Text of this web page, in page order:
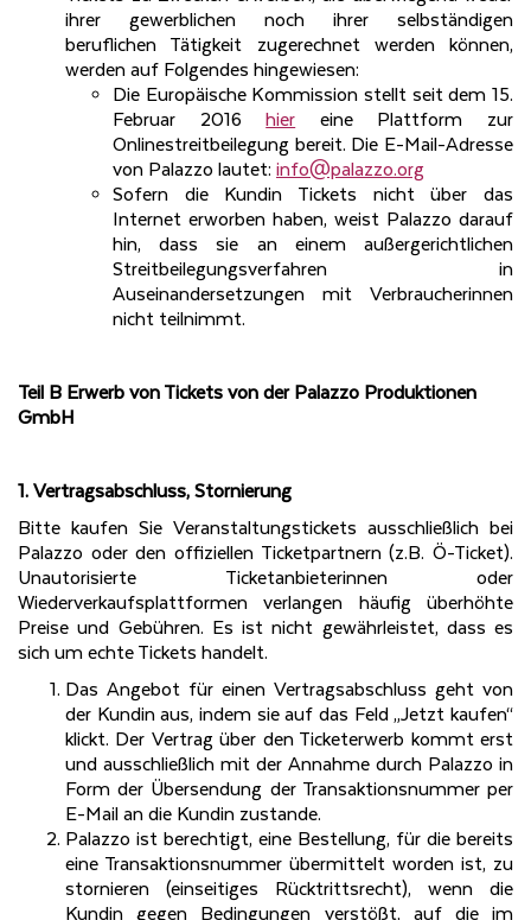
ihrer gewerblichen noch ihrer selbständigen
beruflichen Tätigkeit zugerechnet werden können,
werden auf Folgendes hingewiesen:
Die Europäische Kommission stellt seit dem 15.
Februar 2016hier
eine Plattform zur
Onlinestreitbeilegung bereit. Die E-Mail-Adresse
von Palazzo lautet: info@palazzo.org
Sofern die Kundin Tickets nicht über das
Internet erworben haben, weist Palazzo darauf
hin, dass sie an einem außergerichtlichen
Streitbeilegungsverfahren in
Auseinandersetzungen mit Verbraucherinnen
nicht teilnimmt.
Teil B Erwerb von Tickets von der Palazzo Produktionen
GmbH
1. Vertragsabschluss,Stornierung
Bitte kaufen Sie Veranstaltungstickets ausschließlich bei
Palazzo oder den offiziellen Ticketpartnern (z.B. Ö-Ticket).
Unautorisierte Ticketanbieterinnen oder
Wiederverkaufsplattformen verlangen häufig überhöhte
Preise und Gebühren. Es ist nicht gewährleistet, dass es
sich um echte Tickets handelt.
Das Angebot für einen Vertragsabschluss geht von
der Kundin aus, indem sie auf das Feld „Jetzt kaufen“
klickt. Der Vertrag über den Ticketerwerb kommt erst
und ausschließlich mit der Annahme durch Palazzo in
Form der Übersendung der Transaktionsnummer per
E-Mail an die Kundin zustande.
Palazzo ist berechtigt, eine Bestellung, für die bereits
eine Transaktionsnummer übermittelt worden ist, zu
stornieren (einseitiges Rücktrittsrecht), wenn die
Kundin gegen Bedingungen verstößt, auf die im